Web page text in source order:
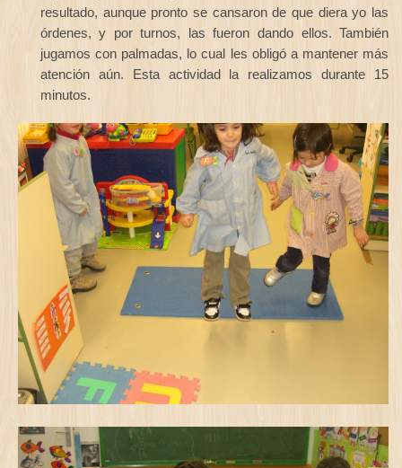
resultado, aunque pronto se cansaron de que diera yo las
órdenes, y por turnos, las fueron dando ellos. También
jugamos con palmadas, lo cual les obligó a mantener más
atención aún. Esta actividad la realizamos durante 15
minutos.